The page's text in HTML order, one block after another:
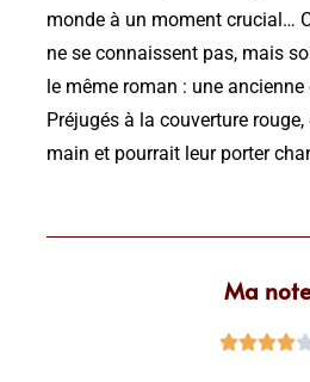
monde à un moment crucial…
ne se connaissent pas, mais
le même roman : une ancienne
Préjugés à la couverture
main et pourrait leur porter
Ma note
